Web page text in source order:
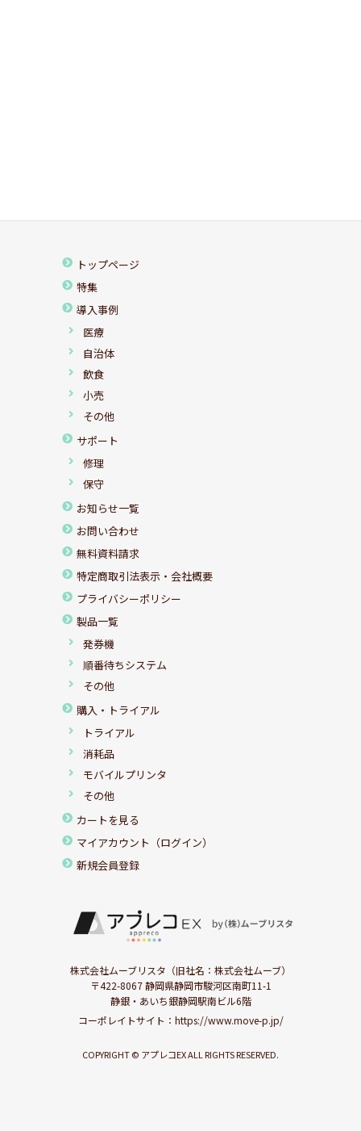
トップページ
特集
導入事例
医療
自治体
飲食
小売
その他
サポート
修理
保守
お知らせ一覧
お問い合わせ
無料資料請求
特定商取引法表示・会社概要
プライバシーポリシー
製品一覧
発券機
順番待ちシステム
その他
購入・トライアル
トライアル
消耗品
モバイルプリンタ
その他
カートを見る
マイアカウント（ログイン）
新規会員登録
株式会社ムーブリスタ（旧社名：株式会社ムーブ）
〒422-8067 静岡県静岡市駿河区南町11-1
静銀・あいち銀静岡駅南ビル6階
コーポレイトサイト： https://www.move-p.jp/
COPYRIGHT © アプレコEX ALL RIGHTS RESERVED.